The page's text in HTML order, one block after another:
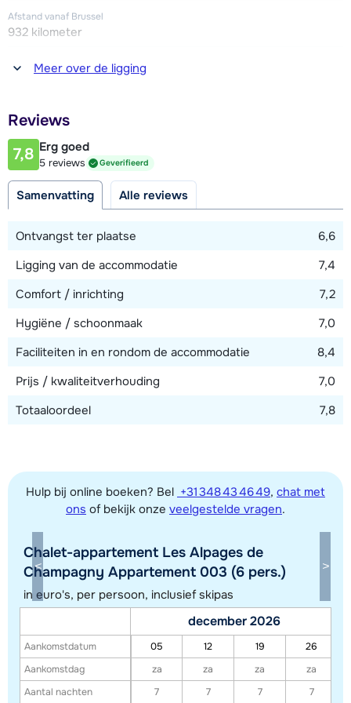
Broodjesservice is mogelijk via de receptie.
Afstand vanaf Brussel
932 kilometer
Afstand tot winkel(s)
1000 - 1200 meter
1000 - 1200 meter
Afstand tot piste
1000 meter
Toon alle accommodaties in dit gebied
Deze kaart geeft een indicatie van de ligging van onze accommodaties. De
exacte locatie kan enigszins afwijken.
Meer over de ligging
Reviews
7,8 Erg goed
5 reviews Geverifieerd
Samenvatting Alle reviews
Ontvangst ter plaatse
6,6
Ligging van de accommodatie
7,4
Comfort / inrichting
7,2
Hygiëne / schoonmaak
7,0
Faciliteiten in en rondom de accommodatie
8,4
Prijs / kwaliteitverhouding
7,0
Totaaloordeel
7,8
Hulp bij online boeken? Bel +31 348 43 46 49, chat met
ons of bekijk onze veelgestelde vragen.
Chalet-appartement Les Alpages de
Champagny Appartement 003 (6 pers.)
in euro's, per persoon, inclusief skipas
Aankomstdatum
Aankomstdag
Aantal nachten
december 2026
05 12 19
26
za
za za
za
7
7 7 7